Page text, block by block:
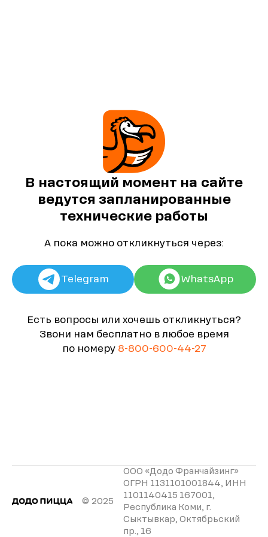
В настоящий момент на сайте
ведутся запланированные
технические работы
А пока можно откликнуться через:
Telegram WhatsApp
Есть вопросы или хочешь откликнуться?
Звони нам бесплатно в любое время
по номеру 8-800-600-44-27
© 2025
ООО «Додо Франчайзинг»
ОГРН 1131101001844, ИНН
1101140415 167001,
Республика Коми, г.
Сыктывкар, Октябрьский
пр., 16